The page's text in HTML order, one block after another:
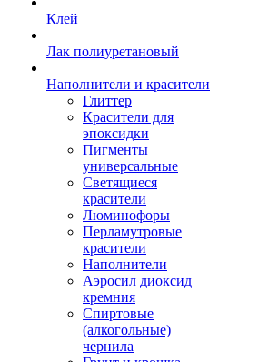
Клей
Лак полиуретановый
Наполнители и красители
Глиттер
Красители для
эпоксидки
Пигменты
универсальные
Светящиеся
красители
Люминофоры
Перламутровые
красители
Наполнители
Аэросил диоксид
кремния
Спиртовые
(алкогольные)
чернила